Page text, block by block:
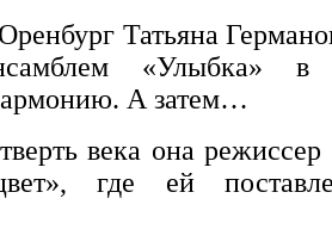
Татьяна
«Улыбка» в
А затем…
века она
где ей